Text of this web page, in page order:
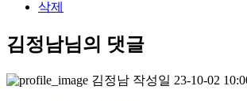
삭제
김정남님의 댓글
김정남 작성일 23-10-02